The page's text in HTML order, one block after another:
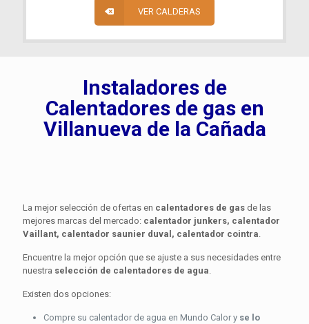
VER CALDERAS
Instaladores de
Calentadores de gas en
Villanueva de la Cañada
La mejor selección de ofertas en calentadores de gas de las
mejores marcas del mercado: calentador junkers, calentador
Vaillant, calentador saunier duval, calentador cointra
Encuentre la mejor opción que se ajuste a sus necesidades entre
nuestra selección de calentadores de agua
Existen dos opciones:
Compre su calentador de agua en Mundo Calor y se lo